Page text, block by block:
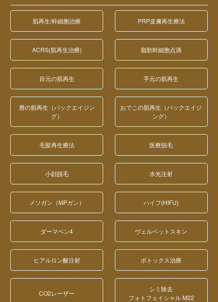
肌再生/幹細胞治療 PRP皮膚再生療法
ACRS(肌再生治療) 脂肪幹細胞点滴
目元の肌再生 手元の肌再生
唇の肌再生（バックエイジン
グ）
おでこの肌再生（バックエイジ
ング）
毛髪再生療法 医療脱毛
小顔脱毛 水光注射
メソガン（MPガン） ハイフ(HIFU)
ダーマペン4 ヴェルベットスキン
ヒアルロン酸注射 ボトックス治療
CO2レーザー
シミ除去
フォトフェイシャル M22